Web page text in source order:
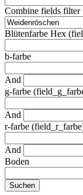
Combine fields filter
Blütenfarbe Hex
b-farbe
And
g-farbe
And
r-farbe
And
Boden